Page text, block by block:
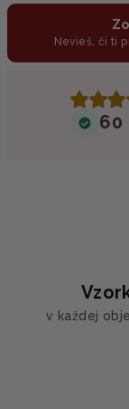
Nevieš, či ti
60
v každej